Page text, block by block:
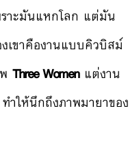
าะมันแหกโลก แต่มัน
เขาคืองานแบบคิวบิสม์
Three Womenแต่งาน
ให้นึกถึงภาพมายาของ